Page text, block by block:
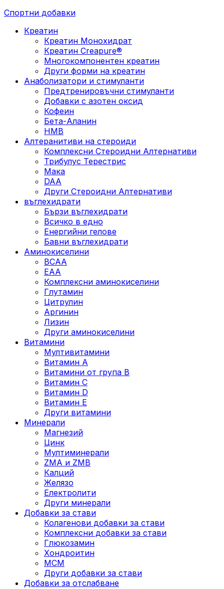
Спортни добавки
Креатин
Креатин Монохидрат
Креатин Creapure®
Многокомпонентен креатин
Други форми на креатин
Анаболизатори и стимуланти
Предтренировъчни стимуланти
Добавки с азотен оксид
Кофеин
Бета-Аланин
HMB
Алтеранитиви на стероиди
Комплексни Стероидни Алтернативи
Трибулус Терестрис
Maка
DAA
Други Стероидни Алтернативи
въглехидрати
Бързи въглехидрати
Всичко в едно
Енергийни гелове
Бавни въглехидрати
Аминокиселини
BCAA
EAA
Комплексни аминокиселини
Глутамин
Цитрулин
Аргинин
Лизин
Други аминокиселини
Витамини
Мултивитамини
Витамин А
Витамини от група B
Витамин C
Витамин D
Витамин E
Други витамини
Минерали
Магнезий
Цинк
Мултиминерали
ZMA и ZMB
Калций
Желязо
Електролити
Други минерали
Добавки за стави
Колагенови добавки за стави
Комплексни добавки за стави
Глюкозамин
Хондроитин
МСМ
Други добавки за стави
Добавки за отслабване